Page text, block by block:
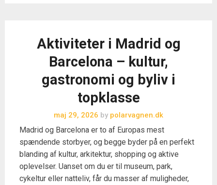
Aktiviteter i Madrid og
Barcelona – kultur,
gastronomi og byliv i
topklasse
maj 29, 2026 by polarvagnen.dk
Madrid og Barcelona er to af Europas mest
spændende storbyer, og begge byder på en perfekt
blanding af kultur, arkitektur, shopping og aktive
oplevelser. Uanset om du er til museum, park,
cykeltur eller natteliv, får du masser af muligheder,